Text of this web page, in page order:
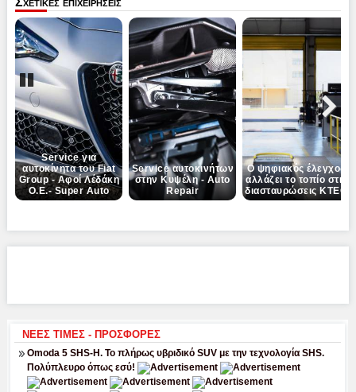
Service για
αυτοκίνητα του Fiat
Group - Αφοί Λέδάκη
Ο.Ε.- Super Auto
Service αυτοκινήτων
στην Κυψέλη - Auto
Repair
Ο ψηφιακός έλεγχος
αλλάζει το τοπίο στις
διασταυρώσεις ΚΤΕΟ
Next
Pause